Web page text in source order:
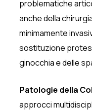
problematiche
anche della
minimamente
sostituzione
ginocchia e delle
Patologie della
approcci